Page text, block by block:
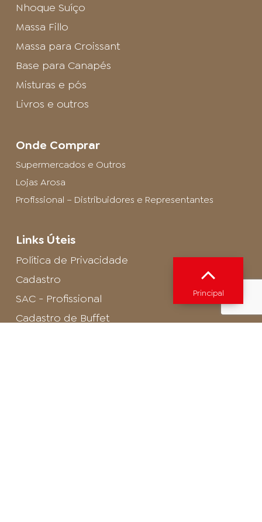
Nhoque Suíço
Massa Fillo
Massa para Croissant
Base para Canapés
Misturas e pós
Livros e outros
Onde Comprar
Supermercados e Outros
Lojas Arosa
Profissional – Distribuidores e Representantes
Links Úteis
Política de Privacidade
Cadastro
SAC - Profissional
Cadastro de Buffet
Principal